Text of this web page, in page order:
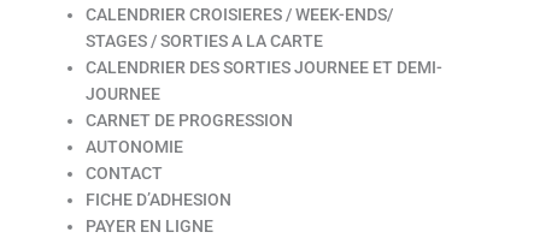
CALENDRIER CROISIERES / WEEK-ENDS/
STAGES / SORTIES A LA CARTE
CALENDRIER DES SORTIES JOURNEE ET DEMI-
JOURNEE
CARNET DE PROGRESSION
AUTONOMIE
CONTACT
FICHE D’ADHESION
PAYER EN LIGNE